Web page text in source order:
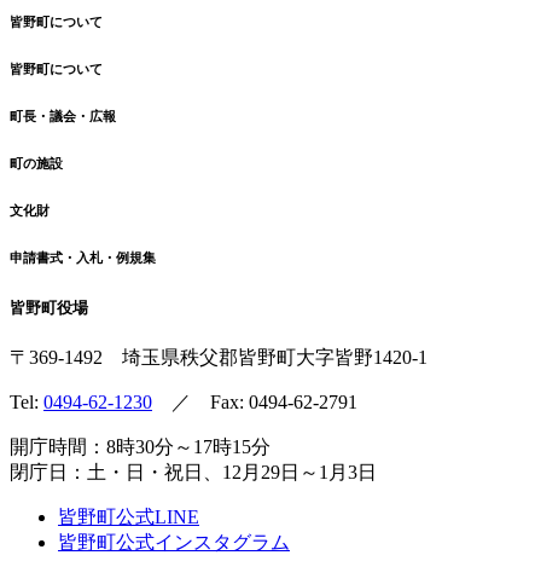
皆野町について
皆野町について
町長・議会・広報
町の施設
文化財
申請書式・入札・例規集
皆野町役場
〒369-1492 埼玉県秩父郡皆野町大字皆野1420-1
Tel: 0494-62-1230 ／ Fax: 0494-62-2791
開庁時間：8時30分～17時15分
閉庁日：土・日・祝日、12月29日～1月3日
皆野町公式LINE
皆野町公式インスタグラム